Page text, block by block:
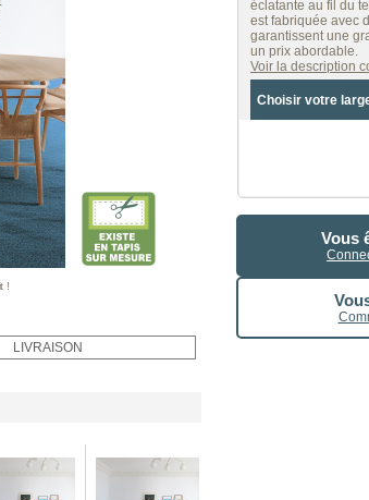
éclatante au fil du
est fabriquée avec
garantissent une
un prix abordable.
Voir la description
Choisir votre
Vous
!
LIVRAISON